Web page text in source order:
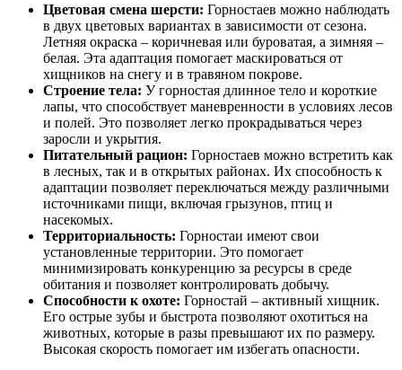
Цветовая смена шерсти: Горностаев можно наблюдать
в двух цветовых вариантах в зависимости от сезона.
Летняя окраска – коричневая или буроватая, а зимняя –
белая. Эта адаптация помогает маскироваться от
хищников на снегу и в травяном покрове.
Строение тела: У горностая длинное тело и короткие
лапы, что способствует маневренности в условиях лесов
и полей. Это позволяет легко прокрадываться через
заросли и укрытия.
Питательный рацион: Горностаев можно встретить как
в лесных, так и в открытых районах. Их способность к
адаптации позволяет переключаться между различными
источниками пищи, включая грызунов, птиц и
насекомых.
Территориальность: Горностаи имеют свои
установленные территории. Это помогает
минимизировать конкуренцию за ресурсы в среде
обитания и позволяет контролировать добычу.
Способности к охоте: Горностай – активный хищник.
Его острые зубы и быстрота позволяют охотиться на
животных, которые в разы превышают их по размеру.
Высокая скорость помогает им избегать опасности.